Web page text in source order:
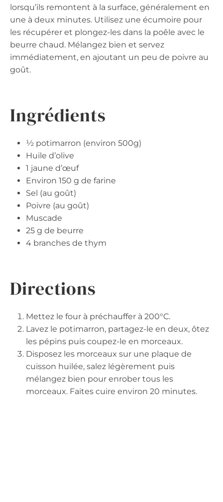
lorsqu’ils remontent à la surface, généralement en
une à deux minutes. Utilisez une écumoire pour
les récupérer et plongez-les dans la poêle avec le
beurre chaud. Mélangez bien et servez
immédiatement, en ajoutant un peu de poivre au
goût.
Ingrédients
½ potimarron (environ 500g)
Huile d’olive
1 jaune d’œuf
Environ 150 g de farine
Sel (au goût)
Poivre (au goût)
Muscade
25 g de beurre
4 branches de thym
Directions
Mettez le four à préchauffer à 200°C.
Lavez le potimarron, partagez-le en deux, ôtez
les pépins puis coupez-le en morceaux.
Disposez les morceaux sur une plaque de
cuisson huilée, salez légèrement puis
mélangez bien pour enrober tous les
morceaux. Faites cuire environ 20 minutes.